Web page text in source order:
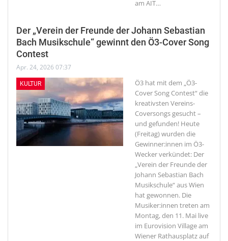
am AIT…
Der „Verein der Freunde der Johann Sebastian
Bach Musikschule“ gewinnt den Ö3-Cover Song
Contest
Apr. 24, 2026 07:37
KULTUR
Ö3 hat mit dem „Ö3-
Cover Song Contest“ die
kreativsten Vereins-
Coversongs gesucht –
und gefunden! Heute
(Freitag) wurden die
Gewinner:innen im Ö3-
Wecker verkündet: Der
„Verein der Freunde der
Johann Sebastian Bach
Musikschule“ aus Wien
hat gewonnen. Die
Musiker:innen treten am
Montag, den 11. Mai live
im Eurovision Village am
Wiener Rathausplatz auf